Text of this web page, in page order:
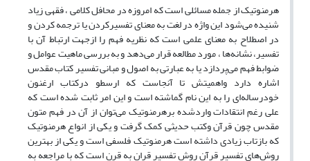
هرمنوتیک از جمله مسائلی است که امروزه در محافل کلامی ، فقهی زیاد
شنیده می‌شود این واژه در لغت به معنای تفسیرکردن یا ترجمه کردن و
در اصطلاح به معنای علمی است که نظریه فهم را ازجهت ارتباط آن با
تفسیر، نشانه‌ها ، مورد مطالعه قرار می‌دهد و به بررسی ماهیت عوامل و
ضوابط فهم می‌پردازد یا به عبارتی به اصول و مبانی تفسیر کتاب مقدس
اشاره دارد واهمیتش تا آنجاست که ارسطو درکتاب ارغنون
خودرساله‌ای را به این نام گماشته است و این امر ثابت شده است که
علی رغم انتقادات واردشده برهرمنوتیک می‌توان از آن در فهم متون
مقدس چون قرآن وکتب حدیثی کمک گرفت و یکی از انواع هرمنوتیک
که بازتاب زیادی داشته است هرمنوتیک فلسفی است و یکی از بهترین
روش‌های تفسیر قرآن روش تفسیر قران به قر‌ن است که با مراجعه به